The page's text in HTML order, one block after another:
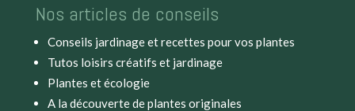
Nos articles de conseils
Conseils jardinage et recettes pour vos plantes
Tutos loisirs créatifs et jardinage
Plantes et écologie
A la découverte de plantes originales